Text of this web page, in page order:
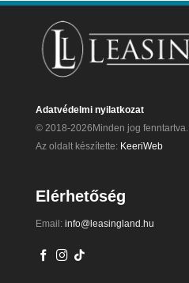
Adatvédelmi nyilatkozat
© 2018-2026Minden jog fenntartva.
Az oldalt készítette: KeeriWeb
Elérhetőség
Email: info@leasingland.hu